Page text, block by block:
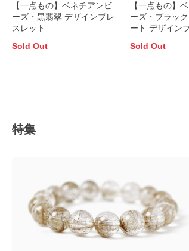
【一点もの】ベネチアンビ
ーズ・黒翡翠 デザインブレ
スレット
Sold Out
【一点もの】
ーズ・ブラッ
ート デザイン
Sold Out
特集